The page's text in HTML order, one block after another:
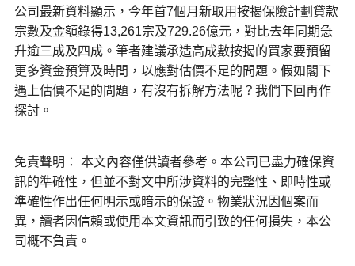
公司最新資料顯示，今年首7個月新取用按揭保險計劃貸款
宗數及金額錄得13,261宗及729.26億元，對比去年同期急
升逾三成及四成。筆者建議承造高成數按揭的買家要預留
更多資金預算及時間，以應對估價不足的問題。假如閣下
遇上估價不足的問題，有沒有拆解方法呢？我們下回再作
探討。
免責聲明： 本文內容僅供讀者參考。本公司已盡力確保資
訊的準確性，但並不對文中所涉資料的完整性、即時性或
準確性作出任何明示或暗示的保證。物業狀況因個案而
異，讀者因信賴或使用本文資訊而引致的任何損失，本公
司概不負責。